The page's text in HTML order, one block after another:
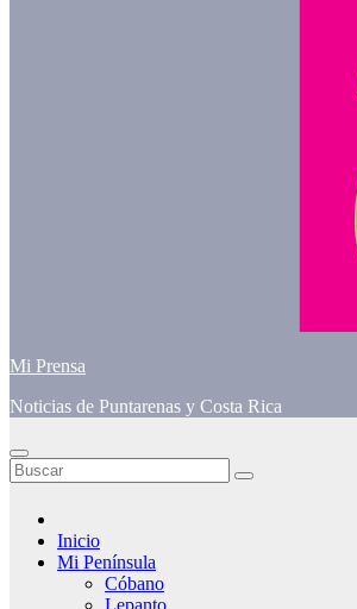
Mi Prensa
Noticias de Puntarenas y Costa Rica
Inicio
Mi Península
Cóbano
Lepanto